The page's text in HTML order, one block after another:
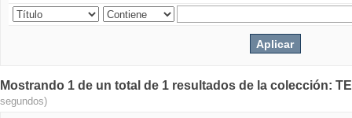
Mostrando 1 de un total de 1 resultados de la colección:
segundos)